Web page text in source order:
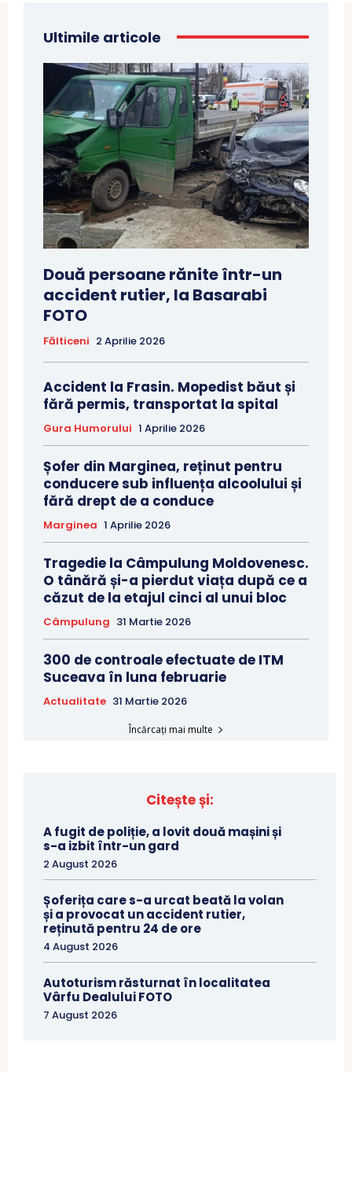
Ultimile articole
Două persoane rănite într-un
accident rutier, la Basarabi
FOTO
Fălticeni 2 Aprilie 2026
Accident la Frasin. Mopedist băut și
fără permis, transportat la spital
Gura Humorului 1 Aprilie 2026
Șofer din Marginea, reținut pentru
conducere sub influența alcoolului și
fără drept de a conduce
Marginea 1 Aprilie 2026
Tragedie la Câmpulung Moldovenesc.
O tânără și-a pierdut viața după ce a
căzut de la etajul cinci al unui bloc
Câmpulung 31 Martie 2026
300 de controale efectuate de ITM
Suceava în luna februarie
Actualitate 31 Martie 2026
Încărcați mai multe
Citește și:
A fugit de poliție, a lovit două mașini și
s-a izbit într-un gard
2 August 2026
Șoferița care s-a urcat beată la volan
și a provocat un accident rutier,
reținută pentru 24 de ore
4 August 2026
Autoturism răsturnat în localitatea
Vârfu Dealului FOTO
7 August 2026